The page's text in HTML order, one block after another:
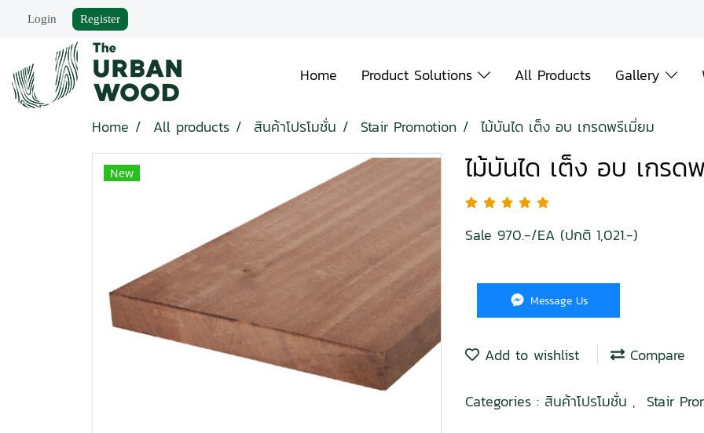
Login Register
Home Product Solutions All Products Gallery
Home All products สินค้าโปรโมชั่น Stair Promotion ไม้บันได เต็ง อบ เกรดพรีเมี่ยม
New ไม้บันได เต็ง อบ เกรด
Sale 970.-/EA (ปกติ 1,021.-)
Message Us
Add to wishlist Compare
Categories : สินค้าโปรโมชั่น , Stair